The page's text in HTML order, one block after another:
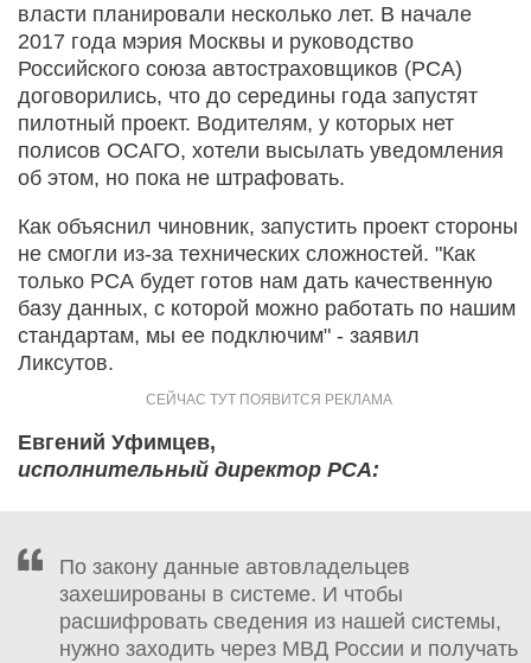
власти планировали несколько лет. В начале
2017 года мэрия Москвы и руководство
Российского союза автостраховщиков (РСА)
договорились, что до середины года запустят
пилотный проект. Водителям, у которых нет
полисов ОСАГО, хотели высылать уведомления
об этом, но пока не штрафовать.
Как объяснил чиновник, запустить проект стороны
не смогли из-за технических сложностей. "Как
только РСА будет готов нам дать качественную
базу данных, с которой можно работать по нашим
стандартам, мы ее подключим" - заявил
Ликсутов.
Евгений Уфимцев,
исполнительный директор РСА:
По закону данные автовладельцев
захешированы в системе. И чтобы
расшифровать сведения из нашей системы,
нужно заходить через МВД России и получать